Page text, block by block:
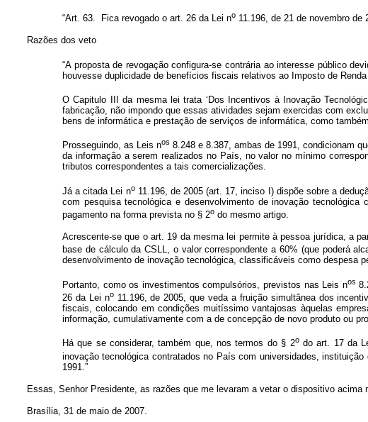
“Art. 63. Fica revogado o art. 26 da Lei no 11.196, de 21 de novembro de
Razões dos veto
“A proposta de revogação configura-se contrária ao interesse público
houvesse duplicidade de benefícios fiscais relativos ao Imposto de
O Capitulo III da mesma lei trata ‘Dos Incentivos à Inovação
fabricação, não impondo que essas atividades sejam exercidas com
bens de informática e prestação de serviços de informática, como
Prosseguindo, as Leis nos 8.248 e 8.387, ambas de 1991, condicionam
da informação a serem realizados no País, no valor no mínimo
tributos correspondentes a tais comercializações.
Já a citada Lei no11.196, de 2005 (art. 17, inciso I) dispõe sobre a
com pesquisa tecnológica e desenvolvimento de inovação
pagamento na forma prevista no § 2o do mesmo artigo.
Acrescente-se que o art. 19 da mesma lei permite à pessoa jurídica, a
base de cálculo da CSLL, o valor correspondente a 60% (que poderá
desenvolvimento de inovação tecnológica, classificáveis como despesa
Portanto, como os investimentos compulsórios, previstos nas Leis nos
26 da Lei no11.196, de 2005, que veda a fruição simultânea dos
fiscais, colocando em condições muitíssimo vantajosas àquelas
informação, cumulativamente com a de concepção de novo produto ou
Há que se considerar, também que, nos termos do § 2odo art. 17 da
inovação tecnológica contratados no País com universidades,
1991.”
Essas, Senhor Presidente, as razões que me levaram a vetar o dispositivo
Brasília, 31 de maio de 2007.